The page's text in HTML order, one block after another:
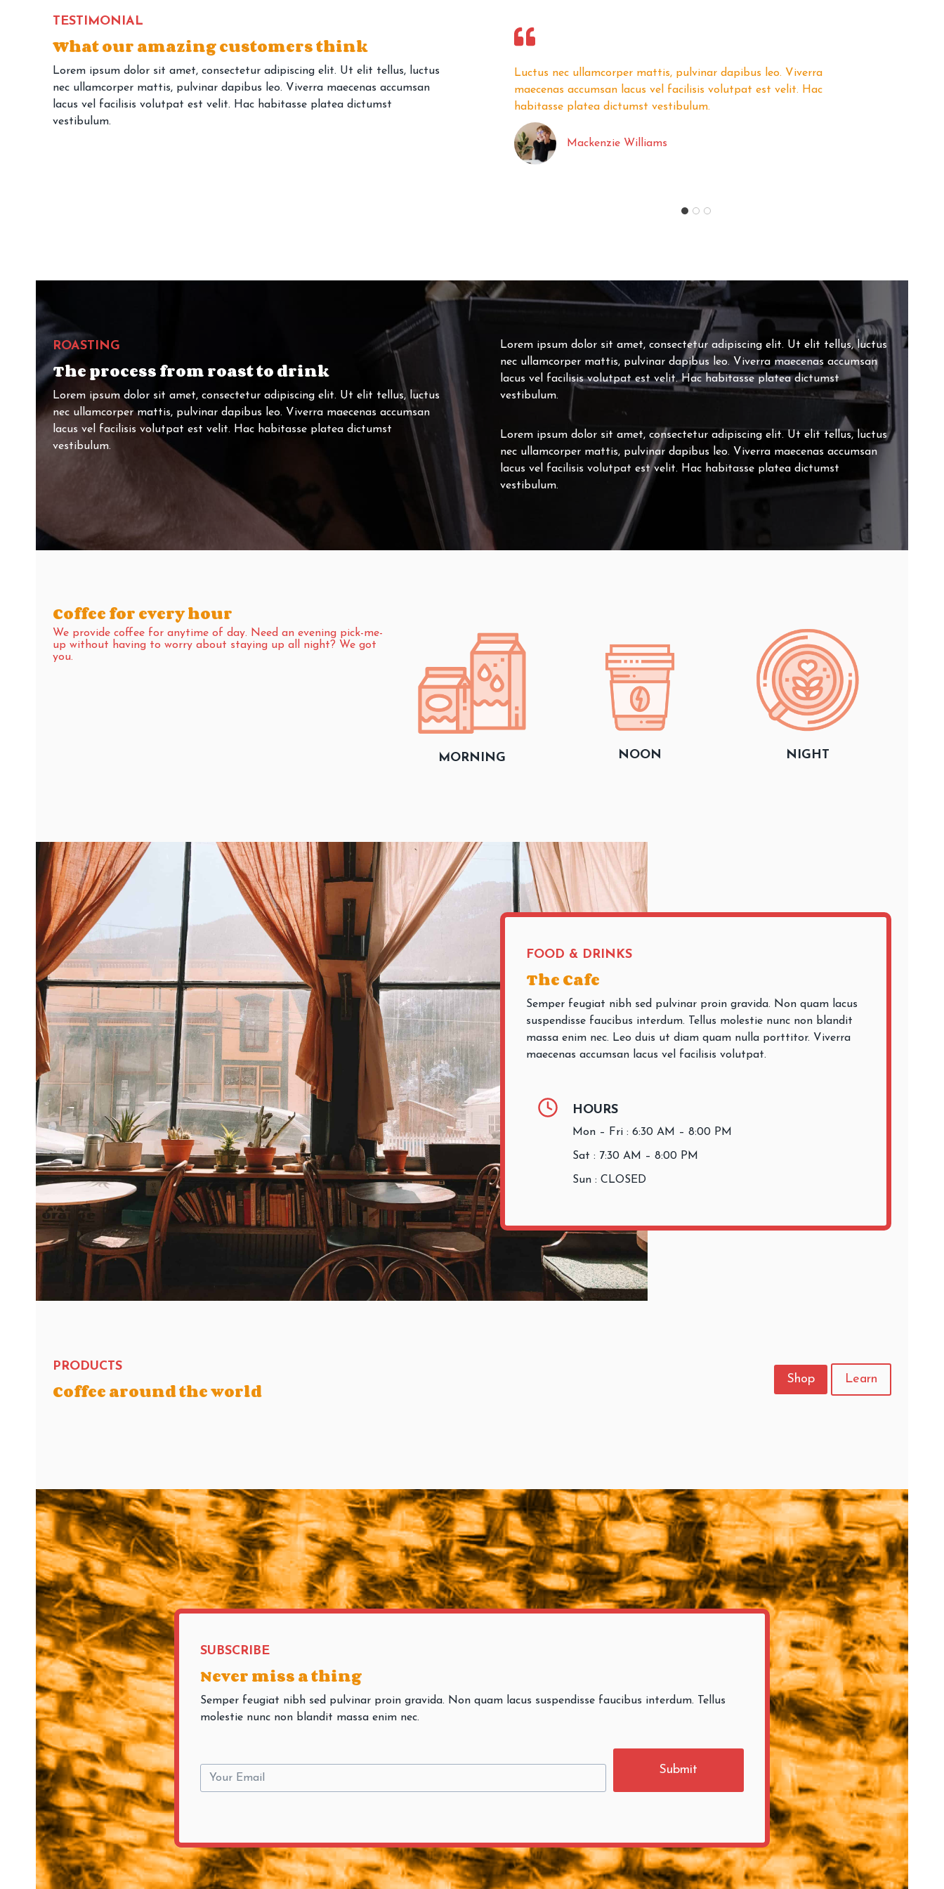
TESTIMONIAL
What our amazing customers think
Lorem ipsum dolor sit amet, consectetur adipiscing elit. Ut elit tellus, luctus
nec ullamcorper mattis, pulvinar dapibus leo. Viverra maecenas accumsan
lacus vel facilisis volutpat est velit. Hac habitasse platea dictumst
vestibulum.
Luctus nec ullamcorper mattis, pulvinar dapibus leo. Viverra
maecenas accumsan lacus vel facilisis volutpat est velit. Hac
habitasse platea dictumst vestibulum.
Luctus nec ullamcorper mattis, pulvinar dapibus leo. Viverra
maecenas accumsan lacus vel facilisis volutpat est velit. Hac
habitasse platea dictumst vestibulum.
Mackenzie Williams
ROASTING
The process from roast to drink
Lorem ipsum dolor sit amet, consectetur adipiscing elit. Ut elit tellus, luctus
nec ullamcorper mattis, pulvinar dapibus leo. Viverra maecenas accumsan
lacus vel facilisis volutpat est velit. Hac habitasse platea dictumst
vestibulum.
Lorem ipsum dolor sit amet, consectetur adipiscing elit. Ut elit tellus, luctus
nec ullamcorper mattis, pulvinar dapibus leo. Viverra maecenas accumsan
lacus vel facilisis volutpat est velit. Hac habitasse platea dictumst
vestibulum.
Lorem ipsum dolor sit amet, consectetur adipiscing elit. Ut elit tellus, luctus
nec ullamcorper mattis, pulvinar dapibus leo. Viverra maecenas accumsan
lacus vel facilisis volutpat est velit. Hac habitasse platea dictumst
vestibulum.
Coffee for every hour
We provide coffee for anytime of day. Need an evening pick-me-
up without having to worry about staying up all night? We got
you.
MORNING NOON NIGHT
FOOD & DRINKS
The Cafe
Semper feugiat nibh sed pulvinar proin gravida. Non quam lacus
suspendisse faucibus interdum. Tellus molestie nunc non blandit
massa enim nec. Leo duis ut diam quam nulla porttitor. Viverra
maecenas accumsan lacus vel facilisis volutpat.
HOURS
Mon – Fri : 6:30 AM – 8:00 PM
Sat : 7:30 AM – 8:00 PM
Sun : CLOSED
PRODUCTS
Coffee around the world
Shop Learn
SUBSCRIBE
Never miss a thing
Semper feugiat nibh sed pulvinar proin gravida. Non quam lacus suspendisse faucibus interdum. Tellus
molestie nunc non blandit massa enim nec.
Submit